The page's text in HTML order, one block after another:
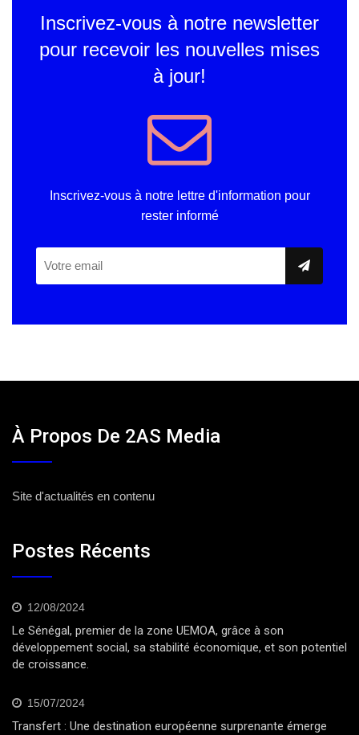
Inscrivez-vous à notre newsletter
pour recevoir les nouvelles mises
à jour!
Inscrivez-vous à notre lettre d'information pour
rester informé
À Propos De 2AS Media
Site d'actualités en contenu
Postes Récents
12/08/2024
Le Sénégal, premier de la zone UEMOA, grâce à son
développement social, sa stabilité économique, et son potentiel
de croissance.
15/07/2024
Transfert : Une destination européenne surprenante émerge